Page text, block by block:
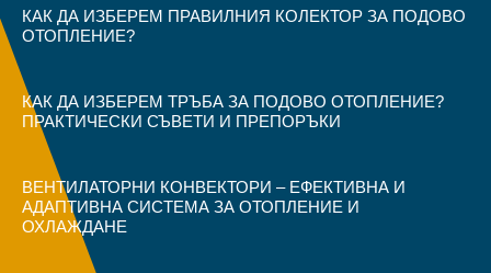
КАК ДА ИЗБЕРЕМ ПРАВИЛНИЯ КОЛЕКТОР ЗА ПОДОВО
ОТОПЛЕНИЕ?
КАК ДА ИЗБЕРЕМ ТРЪБА ЗА ПОДОВО ОТОПЛЕНИЕ?
ПРАКТИЧЕСКИ СЪВЕТИ И ПРЕПОРЪКИ
ВЕНТИЛАТОРНИ КОНВЕКТОРИ – ЕФЕКТИВНА И
АДАПТИВНА СИСТЕМА ЗА ОТОПЛЕНИЕ И
ОХЛАЖДАНЕ